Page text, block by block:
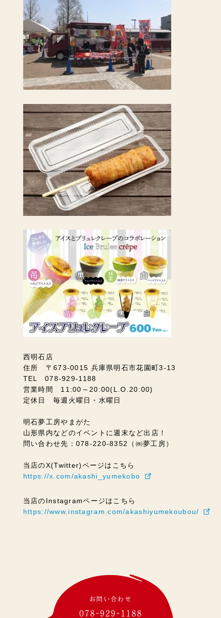
西明石店
住所 〒673-0015 兵庫県明石市花園町3-13
TEL 078-929-1188
営業時間 11:00～20:00(L.O.20:00)
定休日 毎週火曜日・水曜日
明石夢工房やまがた
山形県内などのイベントに週末など出店！
問い合わせ先：078-220-8352（㈱夢工房）
当店のX(Twitter)ページはこちら
https://x.com/akashi_yumekobo
当店のInstagramページはこちら
https://www.instagram.com/akashiyumekoubou/
お問い合わせ
078-929-1188